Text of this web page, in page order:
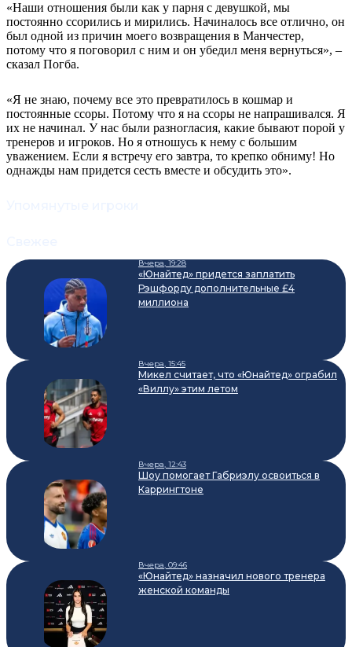
«Наши отношения были как у парня с девушкой, мы
постоянно ссорились и мирились. Начиналось все отлично, он
был одной из причин моего возвращения в Манчестер,
потому что я поговорил с ним и он убедил меня вернуться», –
сказал Погба.
«Я не знаю, почему все это превратилось в кошмар и
постоянные ссоры. Потому что я на ссоры не напрашивался. Я
их не начинал. У нас были разногласия, какие бывают порой у
тренеров и игроков. Но я отношусь к нему с большим
уважением. Если я встречу его завтра, то крепко обниму! Но
однажды нам придется сесть вместе и обсудить это».
Вчера, 19:28
«Юнайтед» придется заплатить
Рэшфорду дополнительные £4
миллиона
Вчера, 15:45
Микел считает, что «Юнайтед» ограбил
«Виллу» этим летом
Вчера, 12:43
Шоу помогает Габриэлу освоиться в
Каррингтоне
Вчера, 09:46
«Юнайтед» назначил нового тренера
женской команды